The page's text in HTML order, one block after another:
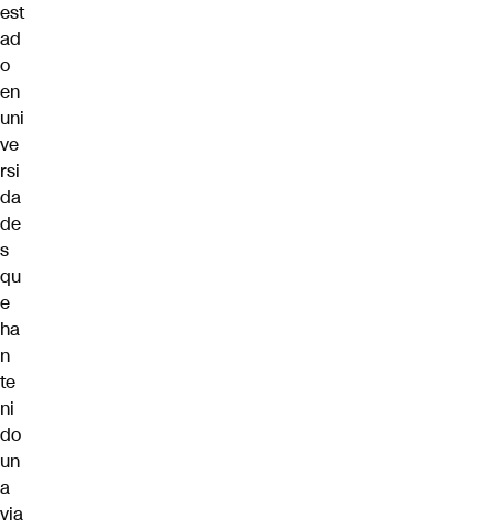
est
ad
o
en
uni
ve
rsi
da
de
s
qu
e
ha
n
te
ni
do
un
a
via